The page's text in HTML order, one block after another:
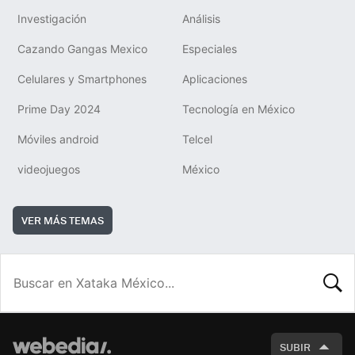
Investigación Análisis
Cazando Gangas Mexico Especiales
Celulares y Smartphones Aplicaciones
Prime Day 2024 Tecnología en México
Móviles android Telcel
videojuegos México
VER MÁS TEMAS
SUBIR